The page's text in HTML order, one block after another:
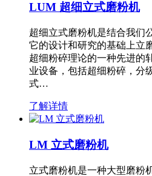
LUM 超细立式磨粉机
超细立式磨粉机是结合我们
它的设计和研究的基础上立
超细粉碎理论的一种先进的
业设备，包括超细粉碎，分
式…
了解详情
LM 立式磨粉机
立式磨粉机是一种大型磨粉